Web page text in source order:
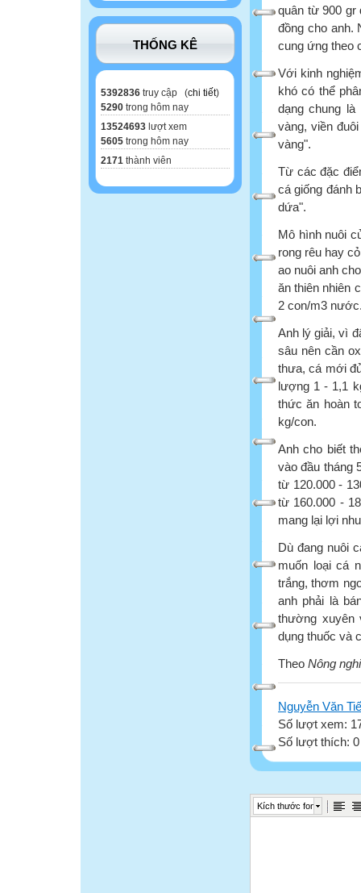
THỐNG KÊ
5392836 truy cập (chi tiết)
5290 trong hôm nay
13524693 lượt xem
5605 trong hôm nay
2171 thành viên
quân từ 900 gr
đồng cho anh.
cung ứng theo
Với kinh
khó có thể
dạng chung
vàng, viền
vàng".
Từ các đặc
cá giống đánh
dứa".
Mô hình nuôi
rong rêu hay
ao nuôi anh
ăn thiên nhiên
2 con/m3
Anh lý giải, vì
sâu nên cần
thưa, cá mới
lượng 1 - 1,1
thức ăn hoàn
kg/con.
Anh cho biết
vào đầu tháng
từ 120.000 -
từ 160.000 -
mang lại lợi
Dù đang nuôi
muốn loại cá
trắng, thơm
anh phải là
thường xuyên
dụng thuốc và
Theo Nông
Nguyễn Văn
Số lượt xem:
Số lượt thích:
Kích thước font